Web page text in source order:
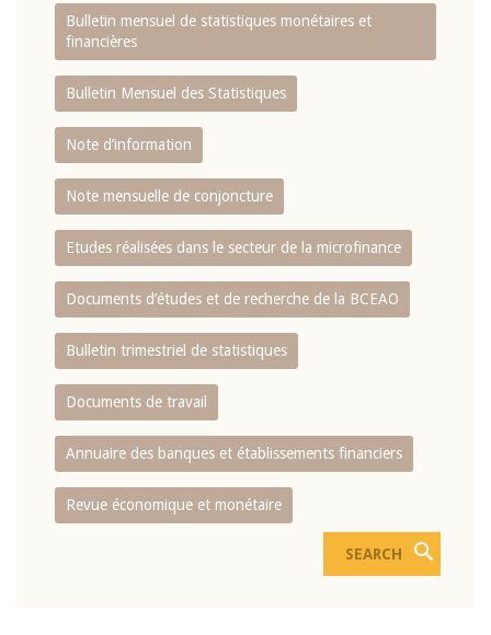
Bulletin mensuel de statistiques monétaires et
financières
Bulletin Mensuel des Statistiques
Note d’information
Note mensuelle de conjoncture
Etudes réalisées dans le secteur de la microfinance
Documents d’études et de recherche de la BCEAO
Bulletin trimestriel de statistiques
Documents de travail
Annuaire des banques et établissements financiers
Revue économique et monétaire